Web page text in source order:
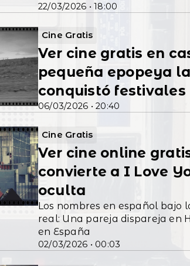
22/03/2026 • 18:00
Cine Gratis
06/03/2026 • 20:40
Ver cine gratis en
pequeña epopeya
conquistó festivales
Cine Gratis
02/03/2026 • 00:03
Ver cine online
convierte a I Love
oculta
Los nombres en español bajo
real: Una pareja dispareja en
en España